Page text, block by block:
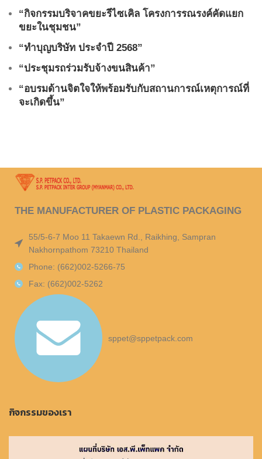
“กิจกรรมบริจาคขยะรีไซเคิล โครงการรณรงค์คัดแยก
ขยะในชุมชน”
“ทำบุญบริษัท ประจำปี 2568”
“ประชุมรถร่วมรับจ้างขนสินค้า”
“อบรมด้านจิตใจให้พร้อมรับกับสถานการณ์เหตุการณ์ที่
จะเกิดขึ้น”
THE MANUFACTURER OF PLASTIC PACKAGING
55/5-6-7 Moo 11 Takaewn Rd., Raikhing, Sampran
Nakhornpathom 73210 Thailand
Phone: (662)002-5266-75
Fax: (662)002-5262
sppet@sppetpack.com
กิจกรรมของเรา